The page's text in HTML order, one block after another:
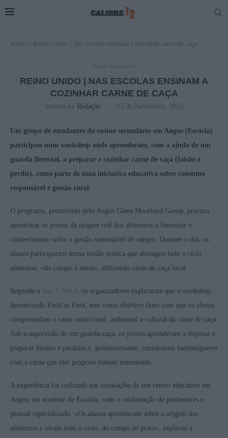
Início » Reino Unido | Nas escolas ensinam a cozinhar carne de caça
Gestão Cinegética
REINO UNIDO | NAS ESCOLAS ENSINAM A
COZINHAR CARNE DE CAÇA
written by Redação 13 de Novembro, 2025
Um grupo de estudantes do ensino secundário em Angus (Escócia)
participou num workshop onde aprenderam, com a ajuda de um
guarda florestal, a preparar e cozinhar carne de caça (faisão e
perdiz), como parte de uma iniciativa educativa sobre consumo
responsável e gestão rural.
O programa, promovido pelo Angus Glens Moorland Group, procura
aproximar os jovens da origem real dos alimentos e fomentar o
conhecimento sobre a gestão sustentável do campo. Durante o dia, os
alunos participaram numa sessão prática que abrangeu todo o ciclo
alimentar, «do campo à mesa», utilizando carne de caça local.
Segundo a Jara Y Sedal , os organizadores explicaram que o workshop,
denominado Field to Fork, tem como objetivo fazer com que os alunos
compreendam o valor nutricional, ambiental e cultural da carne de caça.
Sob a supervisão de um guarda-caça, os jovens aprenderam a depenar e
preparar faisões e perdizes e, posteriormente, cozinharam hambúrgueres
com a carne que eles próprios tinham manuseado.
A experiência foi realizada nas instalações de um centro educativo em
Angus, no nordeste da Escócia, com a colaboração de professores e
pessoal especializado. «Os alunos aprenderam sobre a origem dos
alimentos e viram todo o ciclo, do campo ao prato», explicou a